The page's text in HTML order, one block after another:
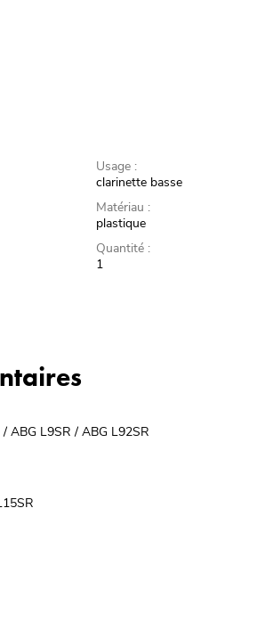
Usage :
clarinette basse
Matériau :
plastique
Quantité :
1
ABG L9SR / ABG L92SR